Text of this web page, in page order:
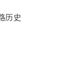
历史